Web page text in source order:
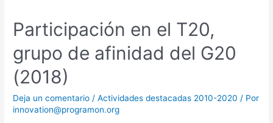
Participación en el T20,
grupo de afinidad del G20
(2018)
Deja un comentario /Actividades destacadas 2010-2020 / Por
innovation@programon.org